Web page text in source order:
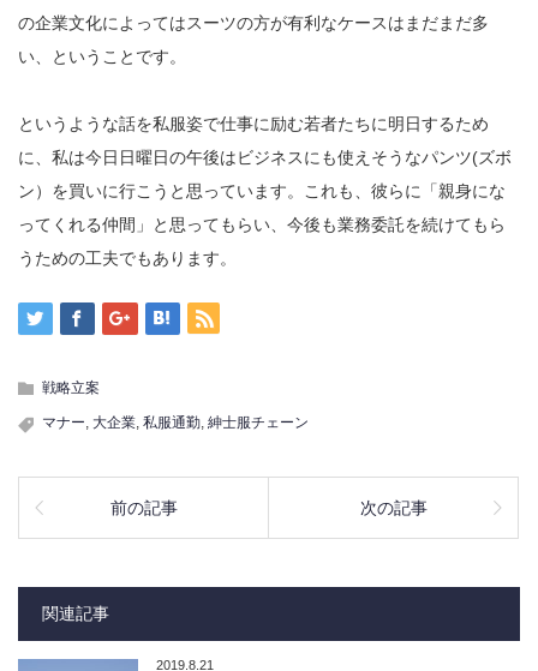
の企業文化によってはスーツの方が有利なケースはまだまだ多
い、ということです。
というような話を私服姿で仕事に励む若者たちに明日するため
に、私は今日日曜日の午後はビジネスにも使えそうなパンツ(ズボ
ン）を買いに行こうと思っています。これも、彼らに「親身にな
ってくれる仲間」と思ってもらい、今後も業務委託を続けてもら
うための工夫でもあります。
戦略立案
マナー 大企業 私服通勤 紳士服チェーン
前の記事 次の記事
関連記事
2019.8.21